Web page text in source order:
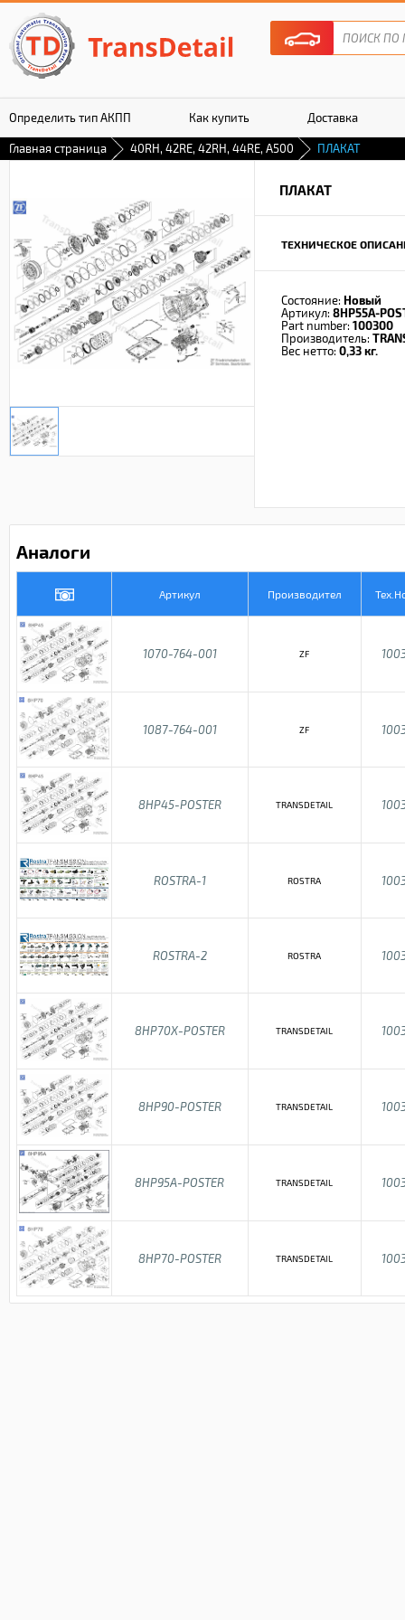
Определить тип АКПП Как купить Доставка
Гарантия
Главная страница 40RH, 42RE, 42RH, 44RE, A500 ПЛАКАТ
ПЛАКАТ
ТЕХНИЧЕСКОЕ
Состояние: Новый
Артикул: 8HP55A-
Part number: 100300
Производитель:
Вес нетто: 0,33 кг.
Аналоги
Артикул Производител
1070-764-001 ZF
1087-764-001 ZF
8HP45-POSTER TRANSDETAIL
ROSTRA-1 ROSTRA
ROSTRA-2 ROSTRA
8HP70X-POSTER TRANSDETAIL
8HP90-POSTER TRANSDETAIL
8HP95A-POSTER TRANSDETAIL
8HP70-POSTER TRANSDETAIL